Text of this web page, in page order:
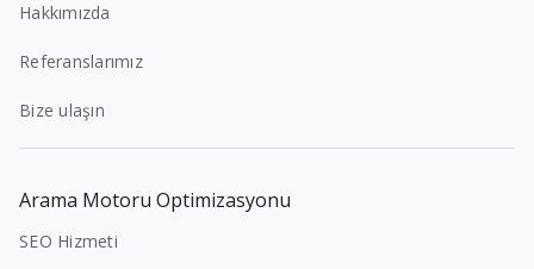
Hakkımızda
Referanslarımız
Bize ulaşın
Arama Motoru Optimizasyonu
SEO Hizmeti